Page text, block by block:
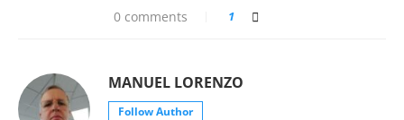
0 comments 1
MANUEL LORENZO
Follow Author